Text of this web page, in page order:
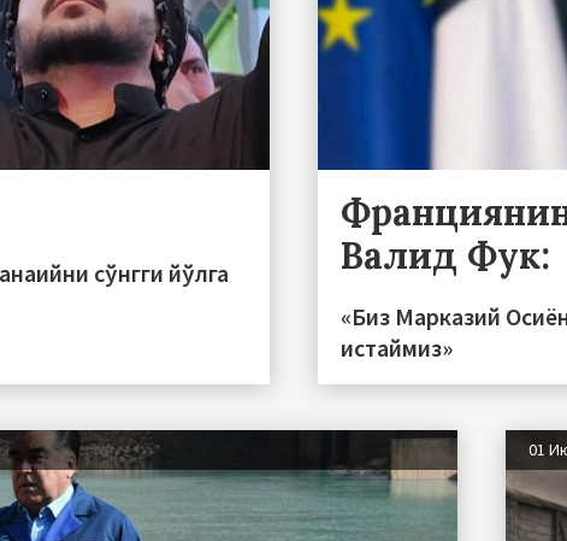
сўнгги йўлга
Валид Фук:
«Биз Марказий
истаймиз»
01